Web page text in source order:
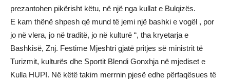
prezantohen pikërisht këtu, në një nga kullat e Bulqizës.
E kam thënë shpesh që mund të jemi një bashki e vogël , por
jo në vlera, jo në traditë, jo në kulturë “, tha kryetarja e
Bashkisë, Znj. Festime Mjeshtri gjatë pritjes së ministrit të
Turizmit, kulturës dhe Sportit Blendi Gonxhja në mjediset e
Kulla HUPI. Në këtë takim merrnin pjesë edhe përfaqësues të